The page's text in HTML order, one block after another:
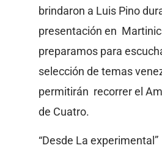
brindaron a Luis Pino
presentación en
preparamos para
selección de temas
permitirán recorrer el
de Cuatro.
“Desde La